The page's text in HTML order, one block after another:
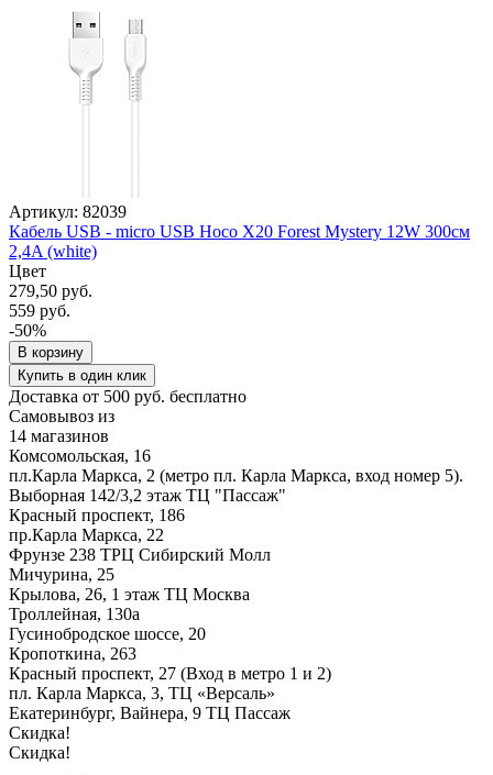
Артикул: 82039
Кабель USB - micro USB Hoco X20 Forest Mystery 12W 300см
2,4A (white)
Цвет
279,50 руб.
559 руб.
-50%
В корзину
Купить в один клик
Доставка от 500 руб. бесплатно
Самовывоз из
14 магазинов
Комсомольская, 16
пл.Карла Маркса, 2 (метро пл. Карла Маркса, вход номер 5).
Выборная 142/3,2 этаж ТЦ "Пассаж"
Красный проспект, 186
пр.Карла Маркса, 22
Фрунзе 238 ТРЦ Сибирский Молл
Мичурина, 25
Крылова, 26, 1 этаж ТЦ Москва
Троллейная, 130а
Гусинобродское шоссе, 20
Кропоткина, 263
Красный проспект, 27 (Вход в метро 1 и 2)
пл. Карла Маркса, 3, ТЦ «Версаль»
Екатеринбург, Вайнера, 9 ТЦ Пассаж
Скидка!
Скидка!